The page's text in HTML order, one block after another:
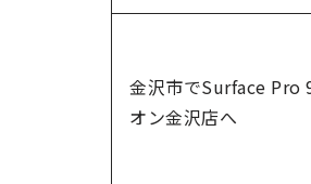
金沢市でSurface Pro
オン金沢店へ